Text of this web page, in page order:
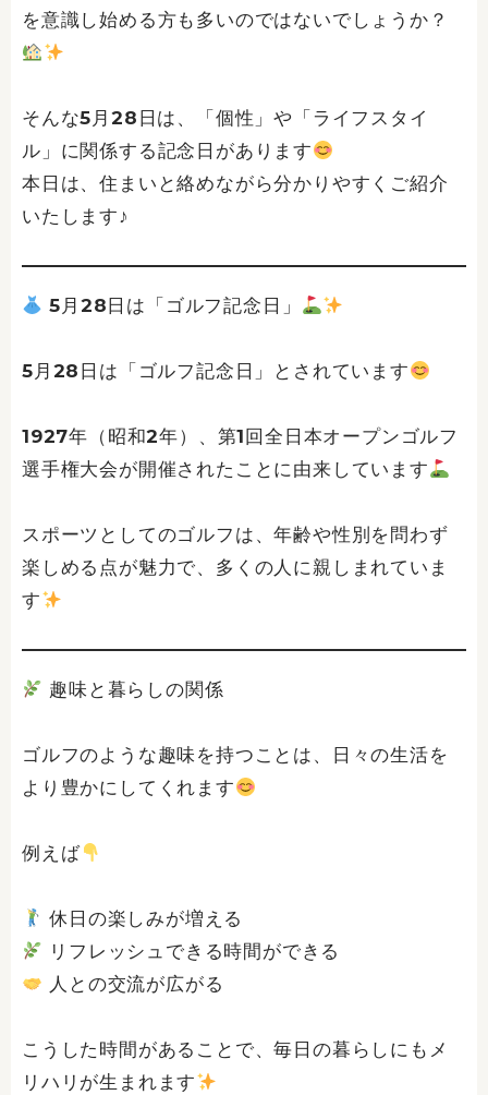
を意識し始める方も多いのではないでしょうか？
そんな5月28日は、「個性」や「ライフスタイ
ル」に関係する記念日があります
本日は、住まいと絡めながら分かりやすくご紹介
いたします♪
5月28日は「ゴルフ記念日」
5月28日は「ゴルフ記念日」とされています
1927年（昭和2年）、第1回全日本オープンゴルフ
選手権大会が開催されたことに由来しています
スポーツとしてのゴルフは、年齢や性別を問わず
楽しめる点が魅力で、多くの人に親しまれていま
す
趣味と暮らしの関係
ゴルフのような趣味を持つことは、日々の生活を
より豊かにしてくれます
例えば
休日の楽しみが増える
リフレッシュできる時間ができる
人との交流が広がる
こうした時間があることで、毎日の暮らしにもメ
リハリが生まれます